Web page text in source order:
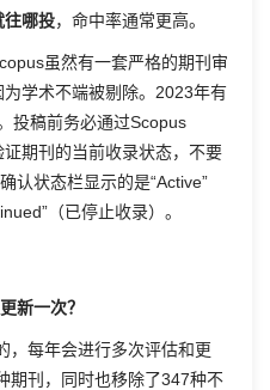
往哪投，命中率通常更高。
虽然有一套严格的期刊审
学术不端被剔除。2023年有
投稿前务必通过Scopus
期刊的当前收录状态，不要
认状态栏显示的是“Active”
（已停止收录）。
新一次？
，每年会进行多次评估和更
期刊，同时也移除了347种不